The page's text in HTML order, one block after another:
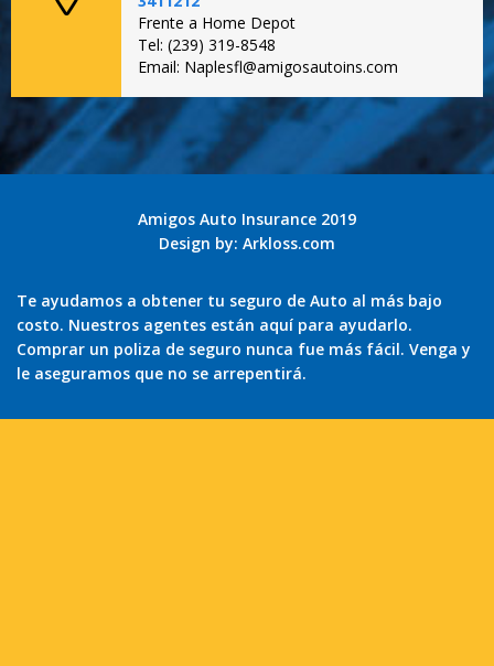
Frente a Home Depot
Tel: (239) 319-8548
Email: Naplesfl@amigosautoins.com
Amigos Auto Insurance 2019
Design by: Arkloss.com
Te ayudamos a obtener tu seguro de Auto al más bajo
costo. Nuestros agentes están aquí para ayudarlo.
Comprar un poliza de seguro nunca fue más fácil. Venga y
le aseguramos que no se arrepentirá.